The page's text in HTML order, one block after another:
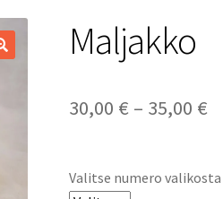
Maljakko
30,00 € – 35,00 €
-
Valitse numero valikosta